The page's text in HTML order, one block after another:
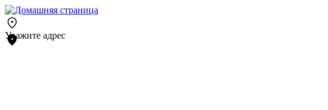
Укажите адрес